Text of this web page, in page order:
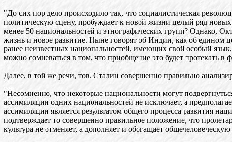
"До сих пор дело происходило так, что социалистическая
политическую сцену, пробуждает к новой жизни целый ряд новых
менее 50 национальностей и этнографических групп? Однако,
жизнь и новое развитие. Ныне говорят об Индии, как об едином
ранее неизвестных национальностей, имеющих свой особый
можно сомневаться в том, что приобщение это будет протекать
Далее, в той же речи, тов. Сталин совершенно правильно
"Несомненно, что некоторые национальности могут
ассимиляции одних национальностей не исключает, а
ассимиляции является результатом общего процесса развития
подтверждает то совершенно правильное положение, что
культура не отменяет, а дополняет и обогащает